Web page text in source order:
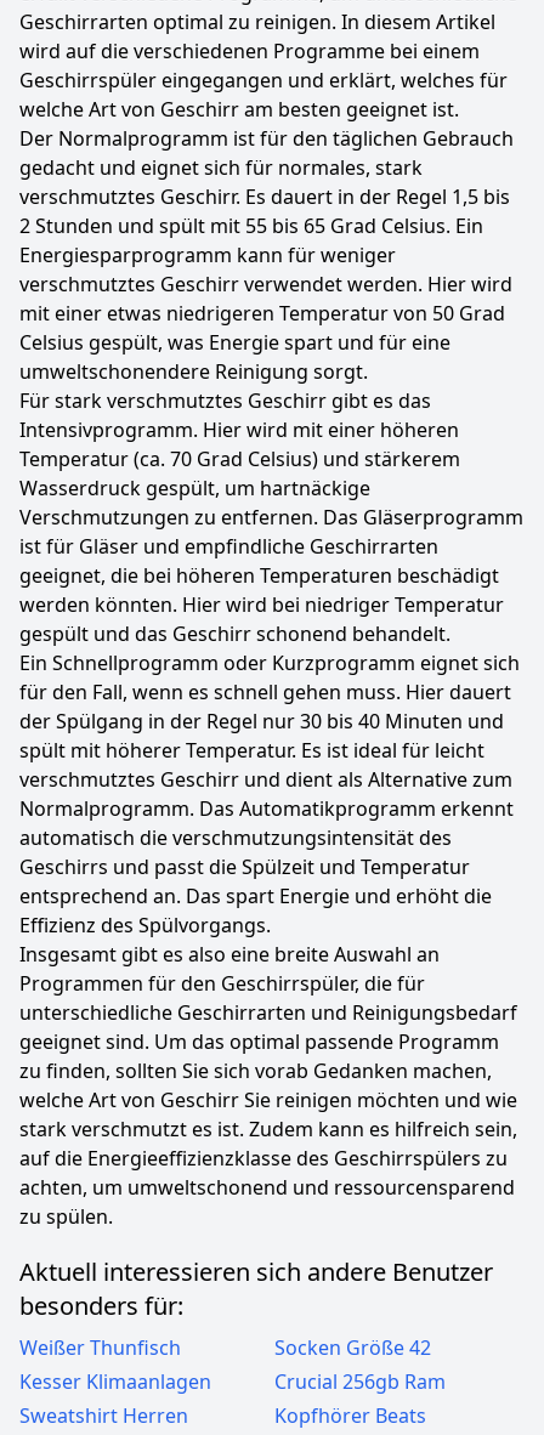
Geschirrarten optimal zu reinigen. In diesem Artikel
wird auf die verschiedenen Programme bei einem
Geschirrspüler eingegangen und erklärt, welches für
welche Art von Geschirr am besten geeignet ist.
Der Normalprogramm ist für den täglichen Gebrauch
gedacht und eignet sich für normales, stark
verschmutztes Geschirr. Es dauert in der Regel 1,5 bis
2 Stunden und spült mit 55 bis 65 Grad Celsius. Ein
Energiesparprogramm kann für weniger
verschmutztes Geschirr verwendet werden. Hier wird
mit einer etwas niedrigeren Temperatur von 50 Grad
Celsius gespült, was Energie spart und für eine
umweltschonendere Reinigung sorgt.
Für stark verschmutztes Geschirr gibt es das
Intensivprogramm. Hier wird mit einer höheren
Temperatur (ca. 70 Grad Celsius) und stärkerem
Wasserdruck gespült, um hartnäckige
Verschmutzungen zu entfernen. Das Gläserprogramm
ist für Gläser und empfindliche Geschirrarten
geeignet, die bei höheren Temperaturen beschädigt
werden könnten. Hier wird bei niedriger Temperatur
gespült und das Geschirr schonend behandelt.
Ein Schnellprogramm oder Kurzprogramm eignet sich
für den Fall, wenn es schnell gehen muss. Hier dauert
der Spülgang in der Regel nur 30 bis 40 Minuten und
spült mit höherer Temperatur. Es ist ideal für leicht
verschmutztes Geschirr und dient als Alternative zum
Normalprogramm. Das Automatikprogramm erkennt
automatisch die verschmutzungsintensität des
Geschirrs und passt die Spülzeit und Temperatur
entsprechend an. Das spart Energie und erhöht die
Effizienz des Spülvorgangs.
Insgesamt gibt es also eine breite Auswahl an
Programmen für den Geschirrspüler, die für
unterschiedliche Geschirrarten und Reinigungsbedarf
geeignet sind. Um das optimal passende Programm
zu finden, sollten Sie sich vorab Gedanken machen,
welche Art von Geschirr Sie reinigen möchten und wie
stark verschmutzt es ist. Zudem kann es hilfreich sein,
auf die Energieeffizienzklasse des Geschirrspülers zu
achten, um umweltschonend und ressourcensparend
zu spülen.
Aktuell interessieren sich andere Benutzer
besonders für:
Weißer Thunfisch
Socken Größe 42
Kesser Klimaanlagen
Crucial 256gb Ram
Sweatshirt Herren
Kopfhörer Beats